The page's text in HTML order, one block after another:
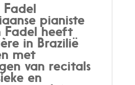
Fadel
pianiste
Fadel heeft
in Brazilië
met
van recitals
en